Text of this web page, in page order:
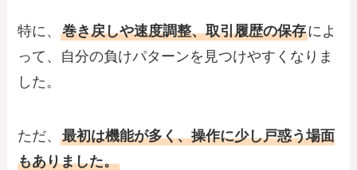
特に、巻き戻しや速度調整、取引履歴の保存によ
って、自分の負けパターンを見つけやすくなりま
した。
ただ、最初は機能が多く、操作に少し戸惑う場面
もありました。